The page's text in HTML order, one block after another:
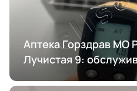
Аптека Горздрав МО
Лучистая 9:
кондиционирования